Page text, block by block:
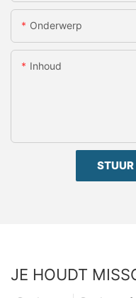
Onderwerp
Inhoud
STUUR
JE HOUDT